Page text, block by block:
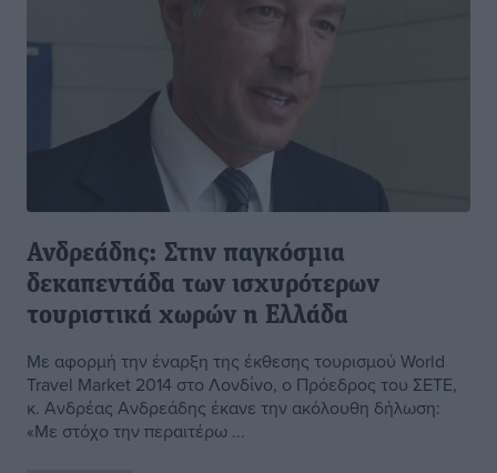
Ανδρεάδης: Στην παγκόσμια
δεκαπεντάδα των ισχυρότερων
τουριστικά χωρών η Ελλάδα
Με αφορμή την έναρξη της έκθεσης τουρισμού World
Travel Market 2014 στο Λονδίνο, ο Πρόεδρος του ΣΕΤΕ,
κ. Ανδρέας Ανδρεάδης έκανε την ακόλουθη δήλωση:
«Με στόχο την περαιτέρω ...